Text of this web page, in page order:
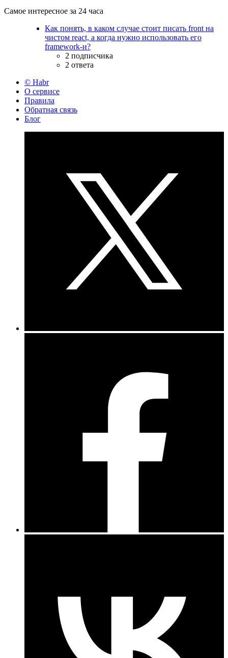
Самое интересное за 24 часа
Как понять, в каком случае стоит писать front на
чистом react, а когда нужно использовать его
framework-и?
2 подписчика
2 ответа
© Habr
О сервисе
Правила
Обратная связь
Блог